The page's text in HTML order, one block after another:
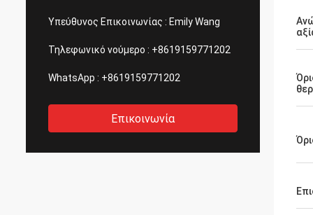
Υπεύθυνος Επικοινωνίας : Emily Wang
Τηλεφωνικό νούμερο : +8619159771202
WhatsApp : +8619159771202
Επικοινωνία